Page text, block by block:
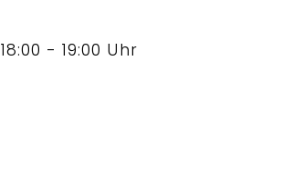
18:00 - 19:00 Uhr